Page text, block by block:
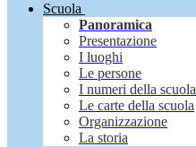
Scuola
Panoramica
Presentazione
I luoghi
Le persone
I numeri della scuola
Le carte della scuola
Organizzazione
La storia